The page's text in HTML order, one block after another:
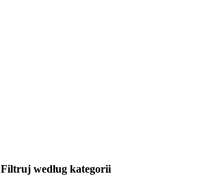
Filtruj według kategorii